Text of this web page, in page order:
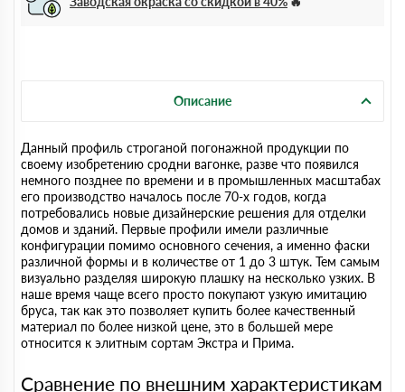
Описание
Данный профиль строганой погонажной продукции по
своему изобретению сродни вагонке, разве что появился
немного позднее по времени и в промышленных масштабах
его производство началось после 70-х годов, когда
потребовались новые дизайнерские решения для отделки
домов и зданий. Первые профили имели различные
конфигурации помимо основного сечения, а именно фаски
различной формы и в количестве от 1 до 3 штук. Тем самым
визуально разделяя широкую плашку на несколько узких. В
наше время чаще всего просто покупают узкую имитацию
бруса, так как это позволяет купить более качественный
материал по более низкой цене, это в большей мере
относится к элитным сортам Экстра и Прима.
Сравнение по внешним характеристикам